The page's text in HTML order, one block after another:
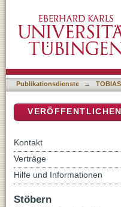
Osteoactivin (Dc-
Publikationsdienste →
VERÖFFENTLICHEN
Kontakt
Verträge
Hilfe und Informationen
Stöbern